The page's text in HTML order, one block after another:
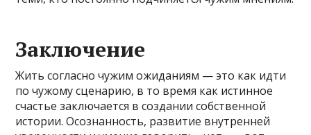
Заключение
Жить согласно чужим ожиданиям — это как идти
по чужому сценарию, в то время как истинное
счастье заключается в создании собственной
истории. Осознанность, развитие внутренней